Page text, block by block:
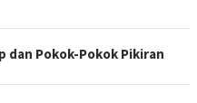
dan Pokok-Pokok Pikiran